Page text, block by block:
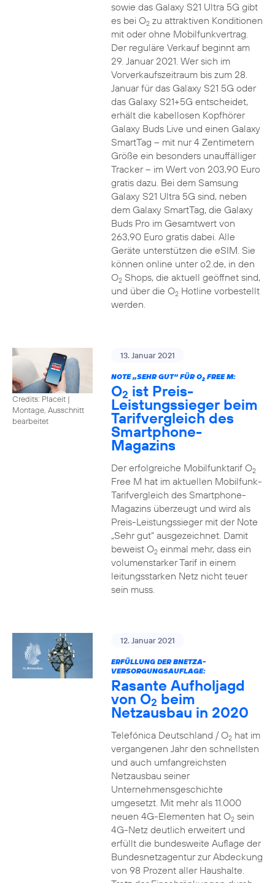
sowie das Galaxy S21 Ultra 5G gibt
es bei O2zu attraktiven Konditionen
mit oder ohne Mobilfunkvertrag.
Der reguläre Verkauf beginnt am
29. Januar 2021. Wer sich im
Vorverkaufszeitraum bis zum 28.
Januar für das Galaxy S21 5G oder
das Galaxy S21+5G entscheidet,
erhält die kabellosen Kopfhörer
Galaxy Buds Live und einen Galaxy
SmartTag – mit nur 4 Zentimetern
Größe ein besonders unauffälliger
Tracker – im Wert von 203,90 Euro
gratis dazu. Bei dem Samsung
Galaxy S21 Ultra 5G sind, neben
dem Galaxy SmartTag, die Galaxy
Buds Pro im Gesamtwert von
263,90 Euro gratis dabei. Alle
Geräte unterstützen die eSIM. Sie
können online unter o2.de, in den
O2Shops, die aktuell geöffnet sind,
und über die O2Hotline vorbestellt
werden.
Credits: Placeit |
Montage, Ausschnitt
bearbeitet
13. Januar 2021
NOTE „SEHR GUT“ FÜR O2FREE M:
O2 ist Preis-
Leistungssieger beim
Tarifvergleich des
Smartphone-
Magazins
Der erfolgreiche Mobilfunktarif O2
Free M hat im aktuellen Mobilfunk-
Tarifvergleich des Smartphone-
Magazins überzeugt und wird als
Preis-Leistungssieger mit der Note
„Sehr gut“ ausgezeichnet. Damit
beweist O2einmal mehr, dass ein
volumenstarker Tarif in einem
leitungsstarken Netz nicht teuer
sein muss.
12. Januar 2021
ERFÜLLUNG DER BNETZA-
VERSORGUNGSAUFLAGE:
Rasante Aufholjagd
von O2 beim
Netzausbau in 2020
Telefónica Deutschland / O2hat im
vergangenen Jahr den schnellsten
und auch umfangreichsten
Netzausbau seiner
Unternehmensgeschichte
umgesetzt. Mit mehr als 11.000
neuen 4G-Elementen hat O2sein
4G-Netz deutlich erweitert und
erfüllt die bundesweite Auflage der
Bundesnetzagentur zur Abdeckung
von 98 Prozent aller Haushalte.